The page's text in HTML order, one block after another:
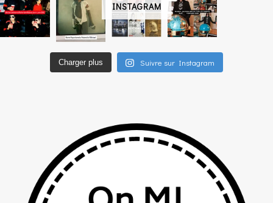
INSTAGRAM
Charger plus Suivre sur Instagram